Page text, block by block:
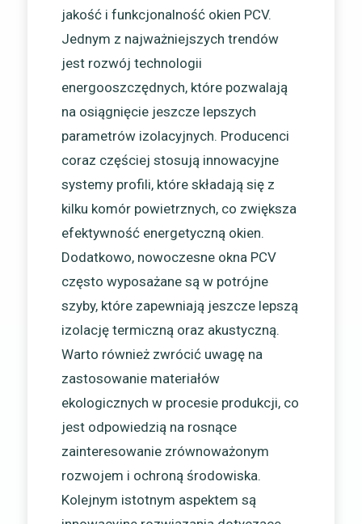
jakość i funkcjonalność okien PCV.
Jednym z najważniejszych trendów
jest rozwój technologii
energooszczędnych, które pozwalają
na osiągnięcie jeszcze lepszych
parametrów izolacyjnych. Producenci
coraz częściej stosują innowacyjne
systemy profili, które składają się z
kilku komór powietrznych, co zwiększa
efektywność energetyczną okien.
Dodatkowo, nowoczesne okna PCV
często wyposażane są w potrójne
szyby, które zapewniają jeszcze lepszą
izolację termiczną oraz akustyczną.
Warto również zwrócić uwagę na
zastosowanie materiałów
ekologicznych w procesie produkcji, co
jest odpowiedzią na rosnące
zainteresowanie zrównoważonym
rozwojem i ochroną środowiska.
Kolejnym istotnym aspektem są